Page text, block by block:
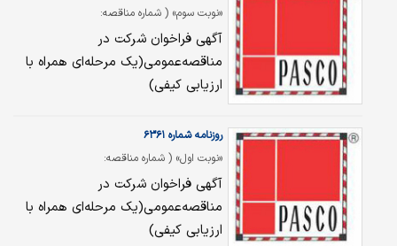
«نوبت سوم» ( شماره مناقصه:
۴۰۴/۰۰۶)
آگهی فراخوان شرکت در
مناقصه‌عمومی(یک مرحله‌ای همراه با
ارزیابی کیفی)
«نوبت اول» ( شماره مناقصه:
۴۰۴/۰۴۹)
روزنامه شماره ۶۳۶۱
آگهی فراخوان شرکت در
مناقصه‌عمومی(یک مرحله‌ای همراه با
ارزیابی کیفی)